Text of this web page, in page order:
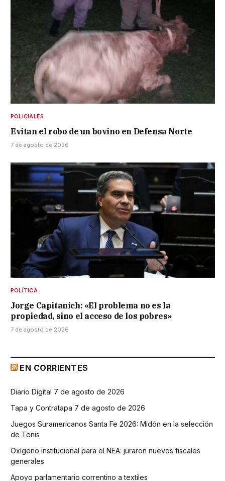
POLICIALES
Evitan el robo de un bovino en Defensa Norte
7 de agosto de 2026
POLÍTICA
Jorge Capitanich: «El problema no es la
propiedad, sino el acceso de los pobres»
7 de agosto de 2026
EN CORRIENTES
Diario Digital 7 de agosto de 2026
Tapa y Contratapa 7 de agosto de 2026
Juegos Suramericanos Santa Fe 2026: Midón en la selección
de Tenis
Oxígeno institucional para el NEA: juraron nuevos fiscales
generales
Apoyo parlamentario correntino a textiles